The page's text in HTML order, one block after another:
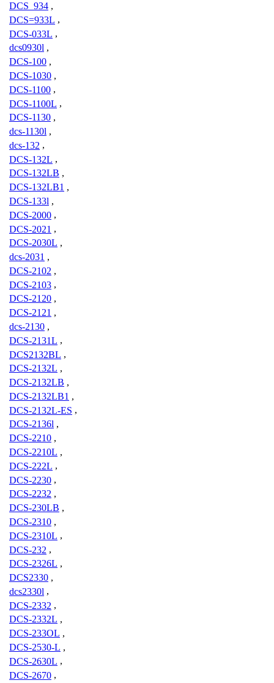
DCS_934 ,
DCS=933L ,
DCS-033L ,
dcs0930l ,
DCS-100 ,
DCS-1030 ,
DCS-1100 ,
DCS-1100L ,
DCS-1130 ,
dcs-1130l ,
dcs-132 ,
DCS-132L ,
DCS-132LB ,
DCS-132LB1 ,
DCS-133l ,
DCS-2000 ,
DCS-2021 ,
DCS-2030L ,
dcs-2031 ,
DCS-2102 ,
DCS-2103 ,
DCS-2120 ,
DCS-2121 ,
dcs-2130 ,
DCS-2131L ,
DCS2132BL ,
DCS-2132L ,
DCS-2132LB ,
DCS-2132LB1 ,
DCS-2132L-ES ,
DCS-2136l ,
DCS-2210 ,
DCS-2210L ,
DCS-222L ,
DCS-2230 ,
DCS-2232 ,
DCS-230LB ,
DCS-2310 ,
DCS-2310L ,
DCS-232 ,
DCS-2326L ,
DCS2330 ,
dcs2330l ,
DCS-2332 ,
DCS-2332L ,
DCS-233OL ,
DCS-2530-L ,
DCS-2630L ,
DCS-2670 ,